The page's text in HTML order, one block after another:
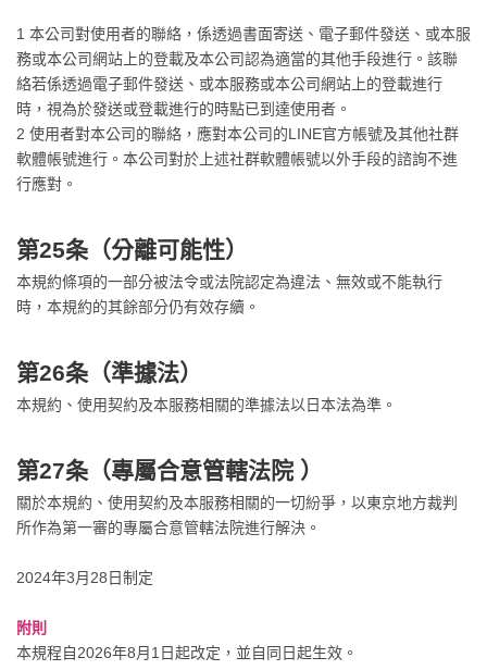
1 本公司對使用者的聯絡，係透過書面寄送、電子郵件發送、或本服
務或本公司網站上的登載及本公司認為適當的其他手段進行。該聯
絡若係透過電子郵件發送、或本服務或本公司網站上的登載進行
時，視為於發送或登載進行的時點已到達使用者。
2 使用者對本公司的聯絡，應對本公司的LINE官方帳號及其他社群
軟體帳號進行。本公司對於上述社群軟體帳號以外手段的諮詢不進
行應對。
第25条（分離可能性）
本規約條項的一部分被法令或法院認定為違法、無效或不能執行
時，本規約的其餘部分仍有效存續。
第26条（準據法）
本規約、使用契約及本服務相關的準據法以日本法為準。
第27条（專屬合意管轄法院 ）
關於本規約、使用契約及本服務相關的一切紛爭，以東京地方裁判
所作為第一審的專屬合意管轄法院進行解決。
2024年3月28日制定
附則
本規程自2026年8月1日起改定，並自同日起生效。